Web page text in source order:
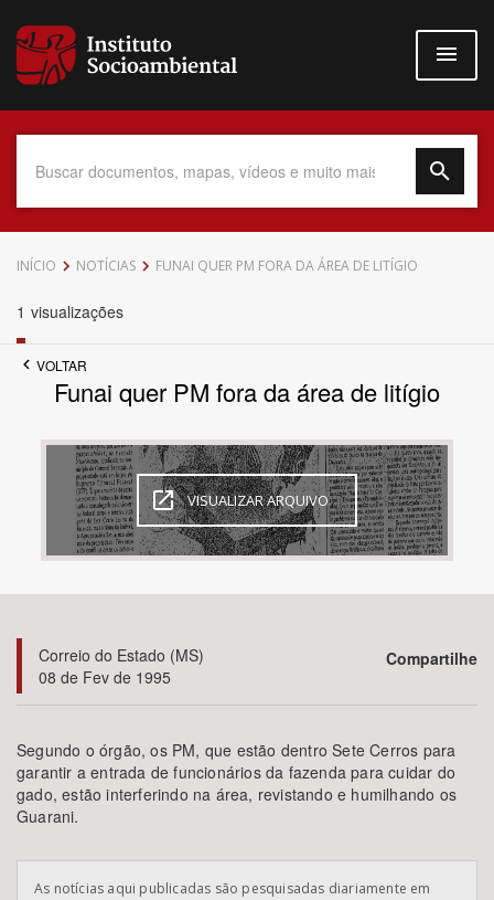
para
conteúdo
Data do Documento
Até
Povo Indígena
Bioma / Bacia
Subtema
Área Protegida
BUSCAR
INÍCIO NOTÍCIAS FUNAI QUER PM FORA DA ÁREA DE LITÍGIO
1 visualizações
VOLTAR
Funai quer PM fora da área de litígio
VISUALIZAR ARQUIVO
Correio do Estado (MS)
08 de Fev de 1995
Compartilhe
Segundo o órgão, os PM, que estão dentro Sete Cerros para
garantir a entrada de funcionários da fazenda para cuidar do
gado, estão interferindo na área, revistando e humilhando os
Guarani.
As notícias aqui publicadas são pesquisadas diariamente em